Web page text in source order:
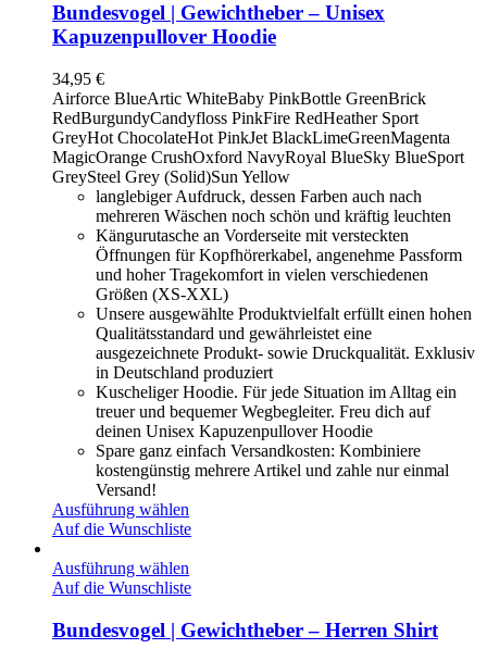
Bundesvogel | Gewichtheber – Unisex
Kapuzenpullover Hoodie
34,95 €
Airforce BlueArtic WhiteBaby PinkBottle GreenBrick
RedBurgundyCandyfloss PinkFire RedHeather Sport
GreyHot ChocolateHot PinkJet BlackLimeGreenMagenta
MagicOrange CrushOxford NavyRoyal BlueSky BlueSport
GreySteel Grey (Solid)Sun Yellow
langlebiger Aufdruck, dessen Farben auch nach
mehreren Wäschen noch schön und kräftig leuchten
Kängurutasche an Vorderseite mit versteckten
Öffnungen für Kopfhörerkabel, angenehme Passform
und hoher Tragekomfort in vielen verschiedenen
Größen (XS-XXL)
Unsere ausgewählte Produktvielfalt erfüllt einen hohen
Qualitätsstandard und gewährleistet eine
ausgezeichnete Produkt- sowie Druckqualität. Exklusiv
in Deutschland produziert
Kuscheliger Hoodie. Für jede Situation im Alltag ein
treuer und bequemer Wegbegleiter. Freu dich auf
deinen Unisex Kapuzenpullover Hoodie
Spare ganz einfach Versandkosten: Kombiniere
kostengünstig mehrere Artikel und zahle nur einmal
Versand!
Ausführung wählen
Auf die Wunschliste
Ausführung wählen
Auf die Wunschliste
Bundesvogel | Gewichtheber – Herren Shirt